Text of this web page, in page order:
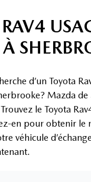
d’un Toyota
Mazda de
le Toyota
en pour obtenir le
véhicule